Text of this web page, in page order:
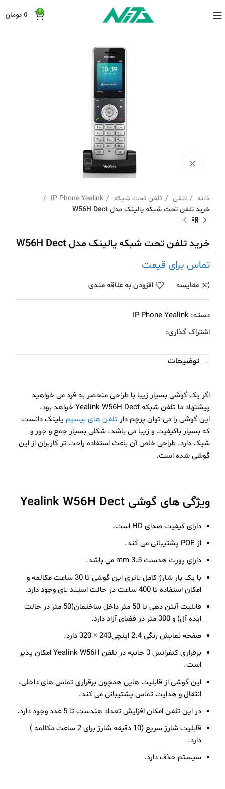
0
0 تومان
برای بزرگنمایی کلیک کنید
خانه تلفن تلفن تحت شبکه
IP Phone Yealink
خرید تلفن تحت شبکه یالینک مدل W56H Dect
خرید تلفن تحت شبکه یالینک مدل W56H Dect
تماس برای قیمت
مقايسه افزودن به علاقه مندی
دسته: IP Phone Yealink
اشتراک گذاری:
توضیحات
اگر یک گوشی بسیار زیبا با طراحی منحصر به فرد می خواهید
پیشنهاد ما تلفن شبکه Yealink W56H Dect خواهد بود.
این گوشی را می توان پرچم دار تلفن های بیسیم یلینک دانست
که بسیار باکیفیت و زیبا می باشد. شکلی بسیار جمع و جور و
شیک دارد. طراحی خاص آن باعث استفاده راحت تر کاربران از این
گوشی شده است.
ویژگی های گوشی Yealink W56H Dect
دارای کیفیت صدای HD است.
از POE پشتیبانی می کند.
دارای پورت هدست 3.5 mm می باشد.
با یک بار شارژ کامل باتری این گوشی تا 30 ساعت مکالمه و
امکان استفاده تا 400 ساعت در حالت استند بای وجود دارد.
قابلیت آنتن دهی تا 50 متر داخل ساختمان(50 متر در حالت
ایده آل) و 300 متر در فضای آزاد دارد.
صفحه نمایش رنگی 2.4 اینچی240 × 320 دارد.
برقراری کنفرانس 3 جانبه در تلفن Yealink W56H امکان پذیر
است.
این گوشی از قابلیت هایی همچون برقراری تماس های داخلی،
انتقال و هدایت تماس پشتیبانی می کند.
در این تلفن امکان افزایش تعداد هندست تا 5 عدد وجود دارد.
قابلیت شارژ سریع (10 دقیقه شارژ برای 2 ساعت مکالمه )
دارد.
سیستم حذف دارد.